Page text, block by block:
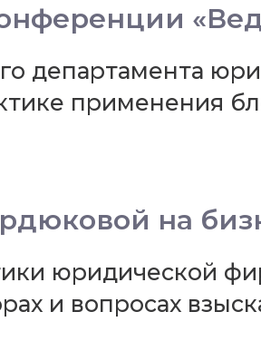
департамента
применения
на
юридической
и вопросах